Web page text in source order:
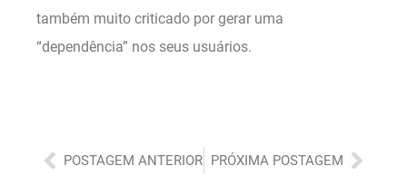
também muito criticado por gerar uma
“dependência” nos seus usuários.
Anterior
POSTAGEM ANTERIOR PRÓXIMA POSTAGEM